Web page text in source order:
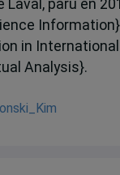
Laval, paru en
in
Analysis}.